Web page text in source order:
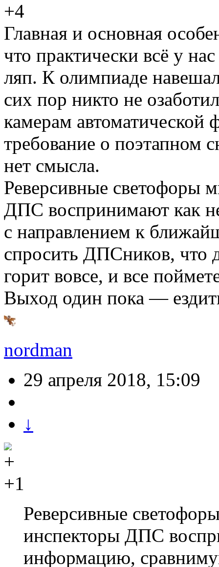
+4
Главная и основная
что практически всё у
ляп. К олимпиаде
сих пор никто не
камерам автоматической
требование о поэтапном
нет смысла.
Реверсивные светофоры
ДПС воспринимают как
с направлением к
спросить ДПСников, что
горит вовсе, и все
Выход один пока —
nordman
29 апреля 2018, 15:09
↓
+1
Реверсивные
инспекторы ДПС
информацию,